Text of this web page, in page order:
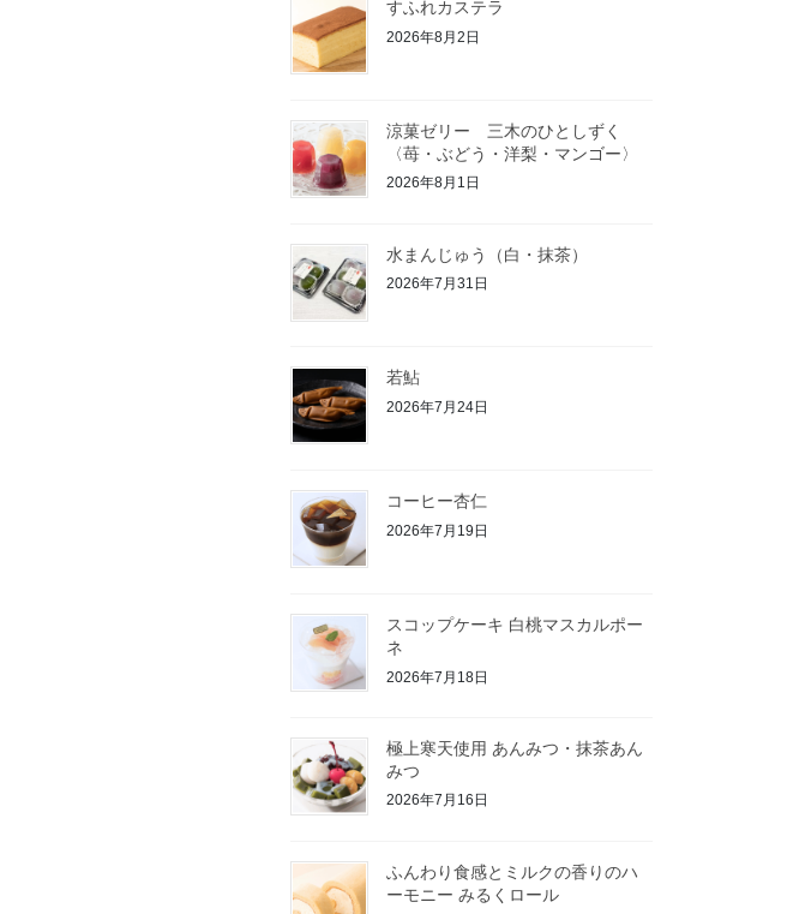
すふれカステラ
2026年8月2日
涼菓ゼリー 三木のひとしずく
〈苺・ぶどう・洋梨・マンゴー〉
2026年8月1日
水まんじゅう（白・抹茶）
2026年7月31日
若鮎
2026年7月24日
コーヒー杏仁
2026年7月19日
スコップケーキ 白桃マスカルポー
ネ
2026年7月18日
極上寒天使用 あんみつ・抹茶あん
みつ
2026年7月16日
ふんわり食感とミルクの香りのハ
ーモニー みるくロール